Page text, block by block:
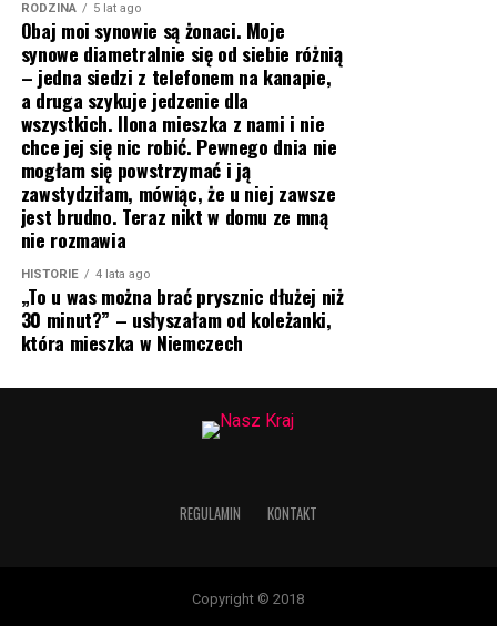
RODZINA 5 lat ago
Obaj moi synowie są żonaci. Moje
synowe diametralnie się od siebie różnią
– jedna siedzi z telefonem na kanapie,
a druga szykuje jedzenie dla
wszystkich. Ilona mieszka z nami i nie
chce jej się nic robić. Pewnego dnia nie
mogłam się powstrzymać i ją
zawstydziłam, mówiąc, że u niej zawsze
jest brudno. Teraz nikt w domu ze mną
nie rozmawia
HISTORIE 4 lata ago
„To u was można brać prysznic dłużej niż
30 minut?” – usłyszałam od koleżanki,
która mieszka w Niemczech
REGULAMIN KONTAKT
Copyright © 2018